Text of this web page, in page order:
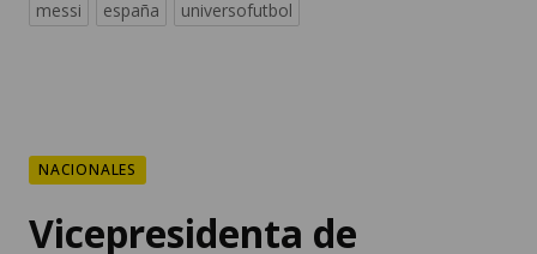
Vicepresidenta de
Guatemala llega a Cali